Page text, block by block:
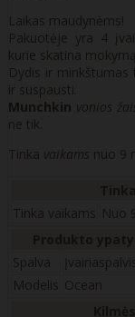
Laikas maudynėms!
Pakuotėje yra 4
kurie skatina
Dydis ir
ir suspausti.
Munchkin vonios
ne tik.
Tinka vaikams nuo 9
Tinka vaikams Nuo
Spalva
Modelis Ocean